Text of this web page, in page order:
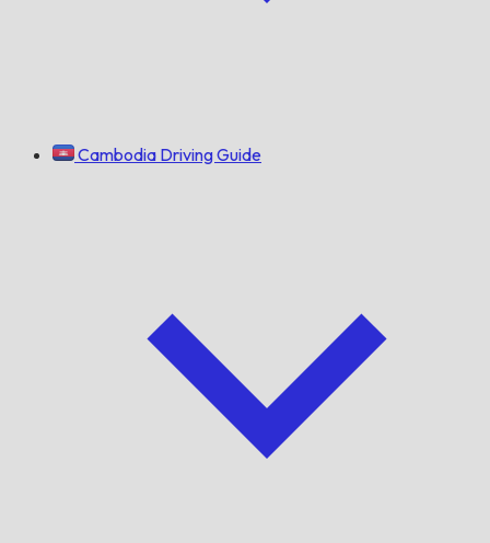
Cambodia Driving Guide